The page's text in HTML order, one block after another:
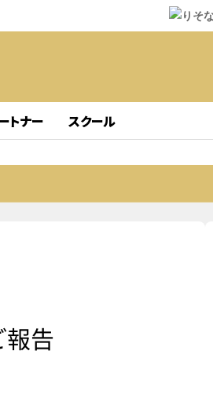
トナー スクール
告